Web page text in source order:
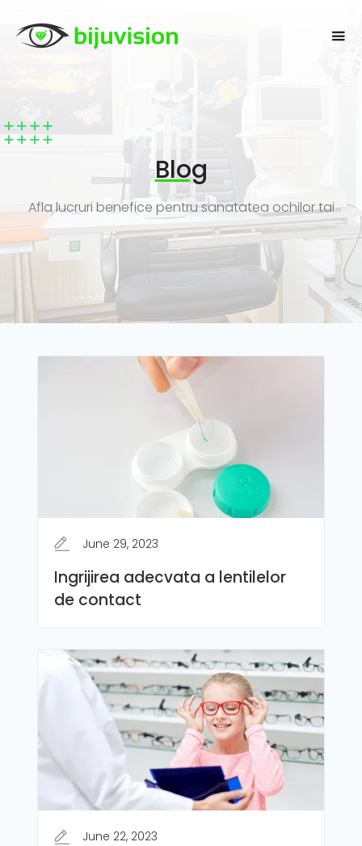
Blog
Afla lucruri benefice pentru sanatatea ochilor tai
June 29, 2023
Ingrijirea adecvata a lentilelor
de contact
June 22, 2023